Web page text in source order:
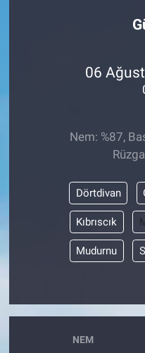
06
Nem: %87,
Dörtdivan
Kıbrıscık
Mudurnu
NEM